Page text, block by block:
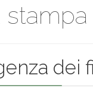
stampa
dei